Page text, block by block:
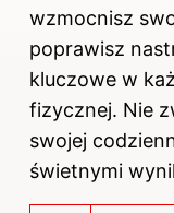
wzmocnisz
poprawisz
kluczowe w
fizycznej. Nie
swojej
świetnymi